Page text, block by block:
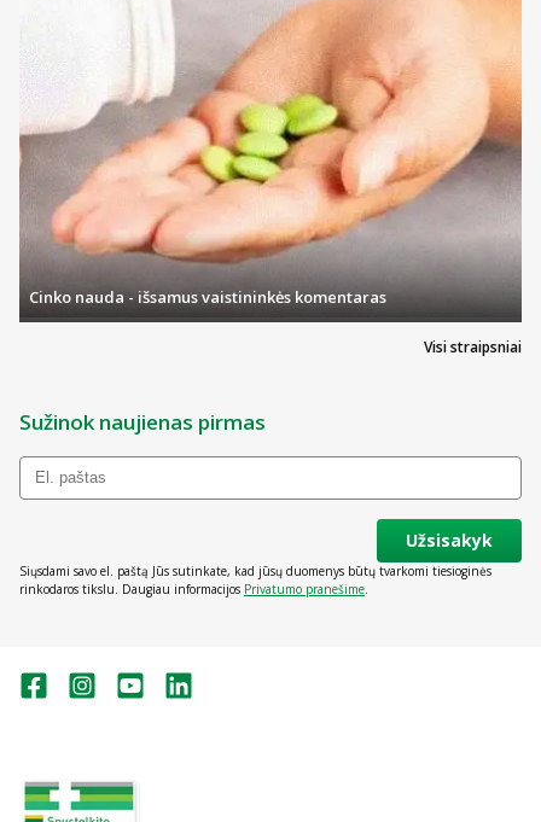
Visi straipsniai
Cinko nauda - išsamus vaistininkės komentaras
Sužinok naujienas pirmas
Užsisakyk
Siųsdami savo el. paštą Jūs sutinkate, kad jūsų duomenys būtų tvarkomi tiesioginės
rinkodaros tikslu. Daugiau informacijos Privatumo pranešime.